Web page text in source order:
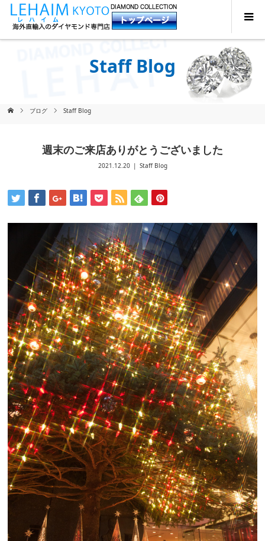
Staff Blog
ブログ Staff Blog
週末のご来店ありがとうございました
2021.12.20 Staff Blog